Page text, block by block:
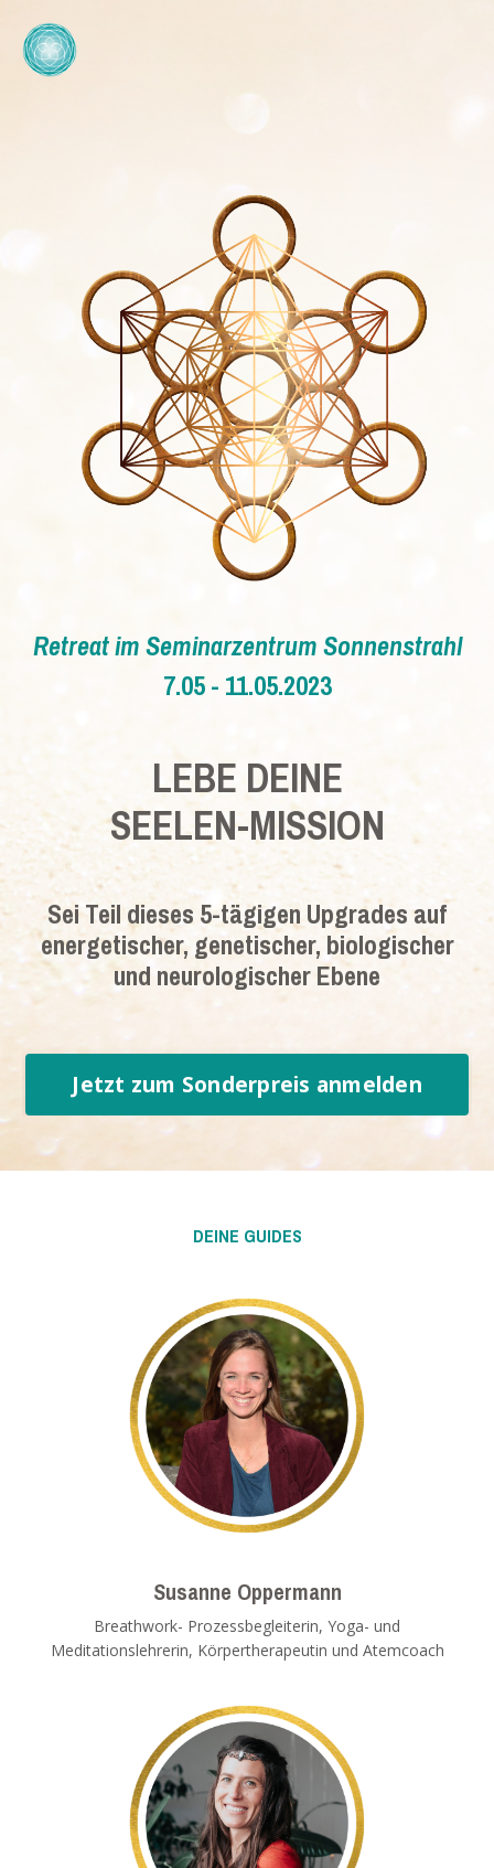
Retreat im Seminarzentrum Sonnenstrahl
7.05 - 11.05.2023
LEBE DEINE
SEELEN-MISSION
Sei Teil dieses 5-tägigen Upgrades auf
energetischer, genetischer, biologischer
und neurologischer Ebene
Jetzt zum Sonderpreis anmelden
DEINE GUIDES
Susanne Oppermann
Breathwork- Prozessbegleiterin, Yoga- und
Meditationslehrerin, Körpertherapeutin und Atemcoach